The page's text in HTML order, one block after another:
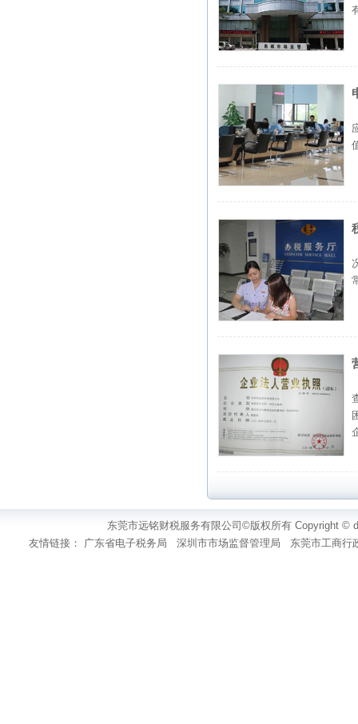
东莞市远铭财税服务有限公司©版权所有 Copyright ©
友情链接： 广东省电子税务局 深圳市市场监督管理局 东莞市工商行